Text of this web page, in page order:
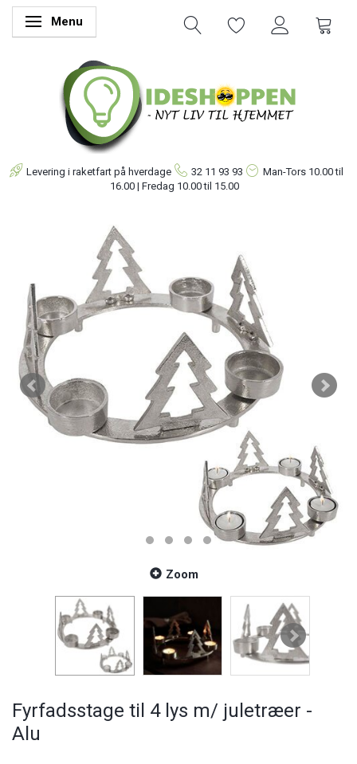
Skifte navigation
Menu
Levering i raketfart på hverdage 32 11 93 93 Man-Tors 10.00 til
16.00 | Fredag 10.00 til 15.00
Zoom
Fyrfadsstage til 4 lys m/ juletræer -
Alu